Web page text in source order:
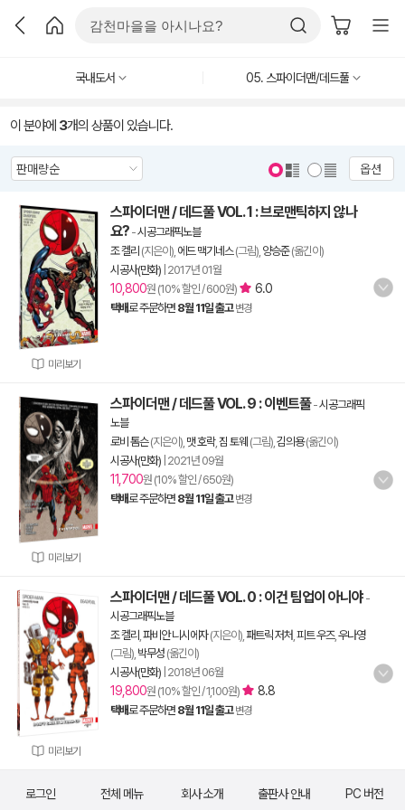
국내도서 05. 스파이더맨/데드풀
이 분야에 3개의 상품이 있습니다.
옵션
미리보기
스파이더맨 / 데드풀 VOL. 1 : 브로맨틱하지 않나
요? -시공그래픽노블
조 켈리 (지은이), 에드 맥기네스(그림), 양승준(옮긴이)
시공사(만화) 2017년 01월
10,800원 (10% 할인 / 600원) 6.0
택배로 주문하면 8월 11일 출고 변경
미리보기
스파이더맨 / 데드풀 VOL. 9 : 이벤트풀-시공그래픽
노블
로비 톰슨(지은이), 맷 호락, 짐 토웨 (그림), 김의용(옮긴이)
시공사(만화) 2021년 09월
11,700원 (10% 할인 / 650원)
택배로 주문하면 8월 11일 출고 변경
미리보기
스파이더맨 / 데드풀 VOL. 0 : 이건 팀업이 아니야 -
시공그래픽노블
조 켈리 파비안 니시에자(지은이), 패트릭 저처 피트 우즈, 우나영
(그림), 박무성 (옮긴이)
시공사(만화) 2018년 06월
19,800원 (10% 할인 / 1,100원) 8.8
택배로 주문하면 8월 11일 출고 변경
로그인 전체 메뉴 회사 소개 출판사 안내 PC 버전